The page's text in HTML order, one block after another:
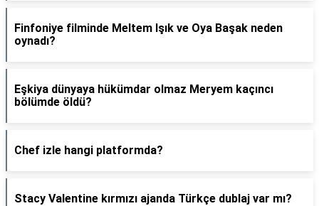
Finfoniye filminde Meltem Işık ve Oya Başak neden
oynadı?
Eşkiya dünyaya hükümdar olmaz Meryem kaçıncı
bölümde öldü?
Chef izle hangi platformda?
Stacy Valentine kırmızı ajanda Türkçe dublaj var mı?